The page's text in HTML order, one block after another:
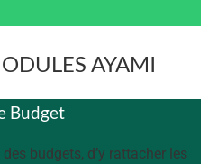
AYAMI
Budget
budgets, d’y rattacher les